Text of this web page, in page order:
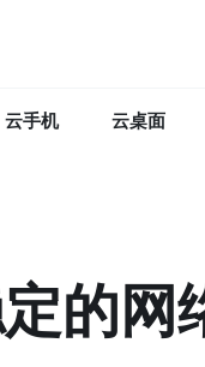
云手机 云桌面
的网